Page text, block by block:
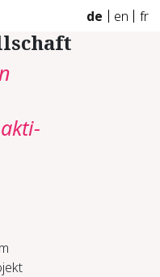
de en fr
ak­ti­